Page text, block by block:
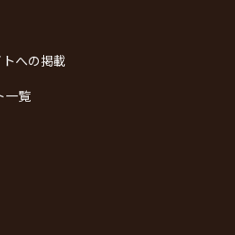
への掲載
一覧